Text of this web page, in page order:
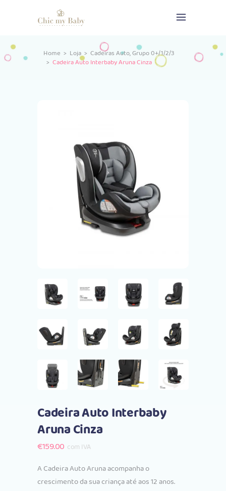
Home > Loja> Cadeiras Auto,Grupo 0+/1/2/3
> Cadeira Auto Interbaby Aruna Cinza
Cadeira Auto Interbaby
Aruna Cinza
€159.00 com IVA
A Cadeira Auto Aruna acompanha o
crescimento da sua criança até aos 12 anos.